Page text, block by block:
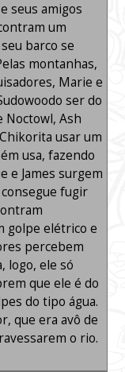
seus amigos
um
barco se
montanhas,
Marie e
ser do
Noctowl, Ash
usar um
usa, fazendo
e James surgem
fugir
golpe elétrico e
percebem
logo, ele só
que ele é do
do tipo água.
que era avô de
o rio.